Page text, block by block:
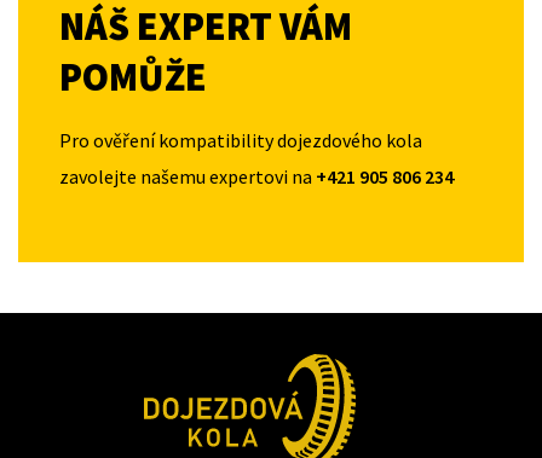
NÁŠ EXPERT VÁM
POMŮŽE
Pro ověření kompatibility dojezdového kola
zavolejte našemu expertovi na +421 905 806 234